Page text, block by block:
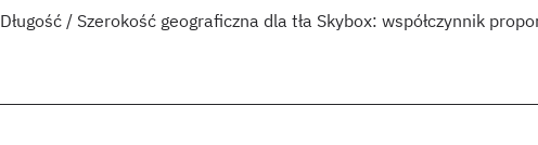
Długość / Szerokość geograficzna dla tła Skybox: współczynnik